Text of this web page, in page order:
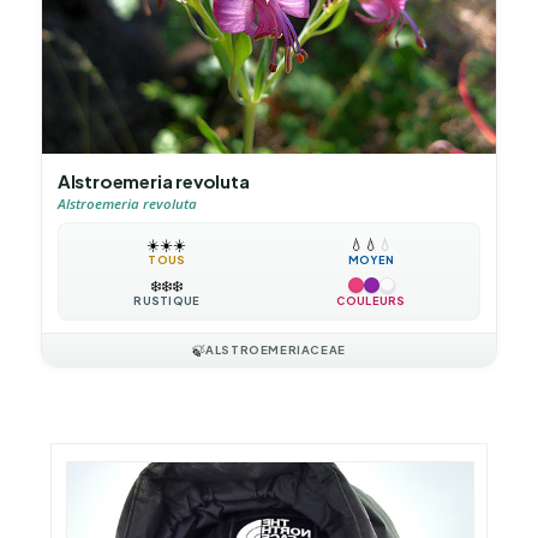
Alstroemeria revoluta
Alstroemeria revoluta
☀️☀️☀️
TOUS
💧 💧 💧
MOYEN
❄️❄️❄️
RUSTIQUE COULEURS
🍃ALSTROEMERIACEAE